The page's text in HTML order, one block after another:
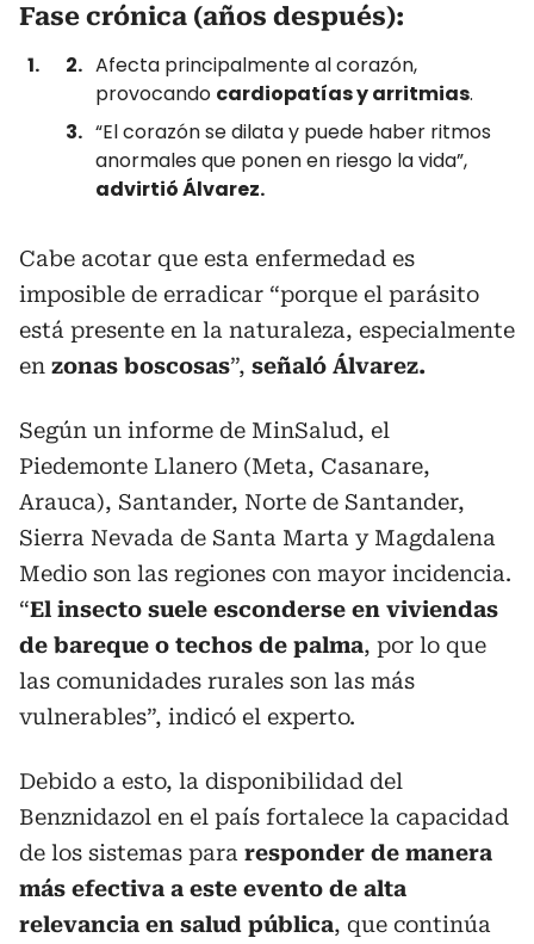
Fase crónica (años después):
Afecta principalmente al corazón,
provocando cardiopatías y arritmias.
“El corazón se dilata y puede haber ritmos
anormales que ponen en riesgo la vida”,
advirtió Álvarez.
Cabe acotar que esta enfermedad es
imposible de erradicar “porque el parásito
está presente en la naturaleza, especialmente
en zonas boscosas”, señaló Álvarez.
Según un informe de MinSalud, el
Piedemonte Llanero (Meta, Casanare,
Arauca), Santander, Norte de Santander,
Sierra Nevada de Santa Marta y Magdalena
Medio son las regiones con mayor incidencia.
“El insecto suele esconderse en viviendas
de bareque o techos de palma, por lo que
las comunidades rurales son las más
vulnerables”, indicó el experto.
Debido a esto, la disponibilidad del
Benznidazol en el país fortalece la capacidad
de los sistemas para responder de manera
más efectiva a este evento de alta
relevancia en salud pública, que continúa